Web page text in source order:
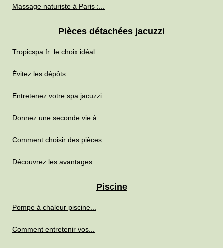
Massage naturiste à Paris :...
Pièces détachées jacuzzi
Tropicspa.fr: le choix idéal...
Évitez les dépôts...
Entretenez votre spa jacuzzi...
Donnez une seconde vie à...
Comment choisir des pièces...
Découvrez les avantages...
Piscine
Pompe à chaleur piscine...
Comment entretenir vos...